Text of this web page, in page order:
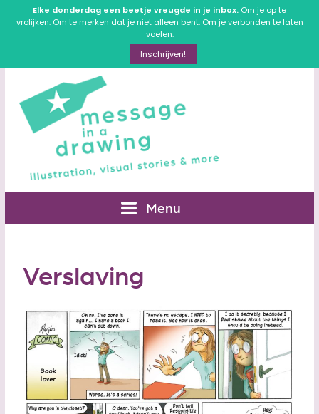
Elke donderdag een beetje vreugde in je inbox. Om je op te
vrolijken. Om te merken dat je niet alleen bent. Om je verbonden te laten
voelen.
Inschrijven!
Menu
Verslaving